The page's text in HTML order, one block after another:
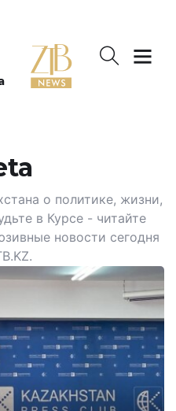
о политике, жизни,
в Курсе - читайте
новости сегодня